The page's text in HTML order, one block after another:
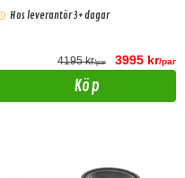
Hos leverantör 3+ dagar
4195 kr/par 3995 kr/par
Köp